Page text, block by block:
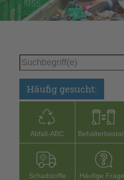
Häufig gesucht:
Abfall-­ABC
Schadstoffe Häufige